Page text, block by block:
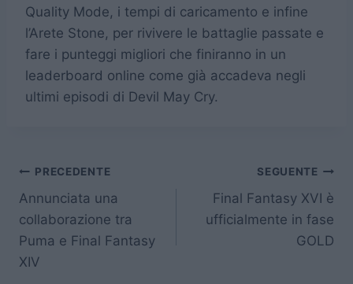
Quality Mode, i tempi di caricamento e infine
l’Arete Stone, per rivivere le battaglie passate e
fare i punteggi migliori che finiranno in un
leaderboard online come già accadeva negli
ultimi episodi di Devil May Cry.
Navigazione
articoli
PRECEDENTE
Annunciata una
collaborazione tra
Puma e Final Fantasy
XIV
SEGUENTE
Final Fantasy XVI è
ufficialmente in fase
GOLD